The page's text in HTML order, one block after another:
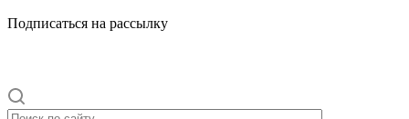
Подписаться на рассылку